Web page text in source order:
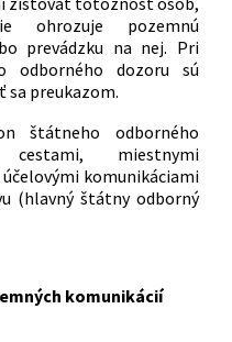
ohrozuje pozemnú
prevádzku na nej. Pri
odborného dozoru sú
sa preukazom.
štátneho odborného
miestnymi
komunikáciami
(hlavný štátny odborný
komunikácií